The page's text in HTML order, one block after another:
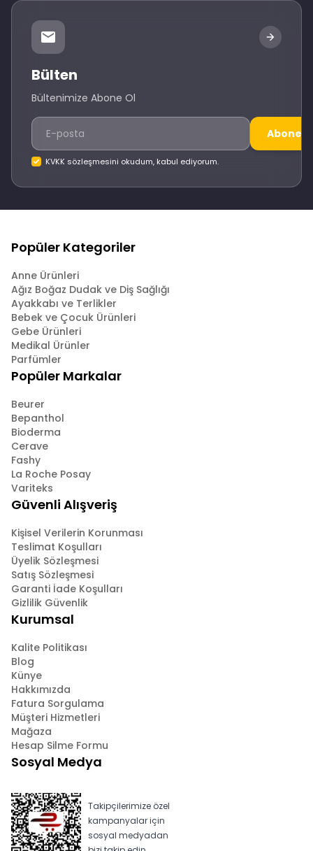
Bülten
Bültenimize Abone Ol
Abone
KVKK sözleşmesini okudum, kabul ediyorum.
Popüler Kategoriler
Anne Ürünleri
Ağız Boğaz Dudak ve Diş Sağlığı
Ayakkabı ve Terlikler
Bebek ve Çocuk Ürünleri
Gebe Ürünleri
Medikal Ürünler
Parfümler
Popüler Markalar
Beurer
Bepanthol
Bioderma
Cerave
Fashy
La Roche Posay
Variteks
Güvenli Alışveriş
Kişisel Verilerin Korunması
Teslimat Koşulları
Üyelik Sözleşmesi
Satış Sözleşmesi
Garanti İade Koşulları
Gizlilik Güvenlik
Kurumsal
Kalite Politikası
Blog
Künye
Hakkımızda
Fatura Sorgulama
Müşteri Hizmetleri
Mağaza
Hesap Silme Formu
Sosyal Medya
Takipçilerimize özel
kampanyalar için
sosyal medyadan